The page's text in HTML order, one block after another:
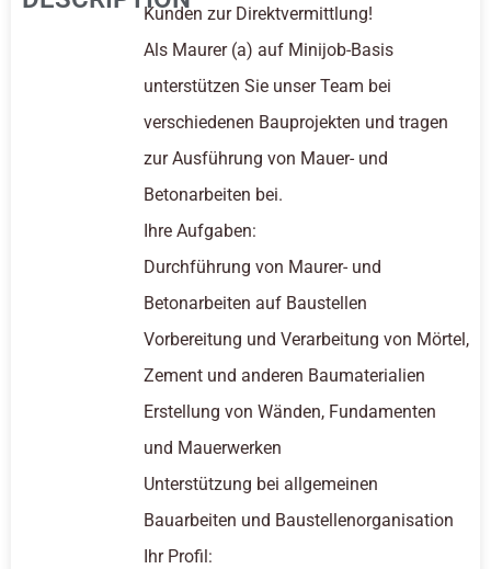
Kunden zur Direktvermittlung!
Als Maurer (a) auf Minijob-Basis
unterstützen Sie unser Team bei
verschiedenen Bauprojekten und tragen
zur Ausführung von Mauer- und
Betonarbeiten bei.
Ihre Aufgaben:
Durchführung von Maurer- und
Betonarbeiten auf Baustellen
Vorbereitung und Verarbeitung von Mörtel,
Zement und anderen Baumaterialien
Erstellung von Wänden, Fundamenten
und Mauerwerken
Unterstützung bei allgemeinen
Bauarbeiten und Baustellenorganisation
Ihr Profil: